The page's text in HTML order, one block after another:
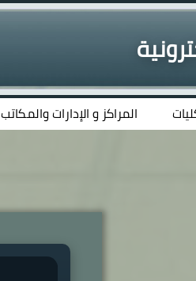
المراكز و الإدارات والمكاتب